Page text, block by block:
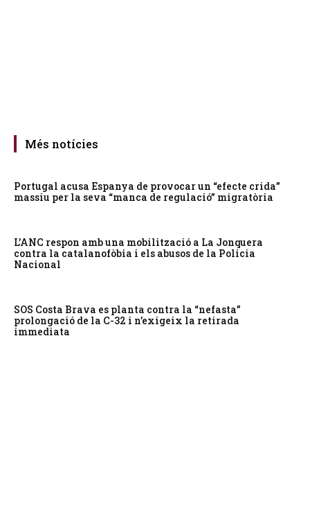
Més notícies
Portugal acusa Espanya de provocar un “efecte crida”
massiu per la seva “manca de regulació” migratòria
L’ANC respon amb una mobilització a La Jonquera
contra la catalanofòbia i els abusos de la Policia
Nacional
SOS Costa Brava es planta contra la “nefasta”
prolongació de la C-32 i n’exigeix la retirada
immediata